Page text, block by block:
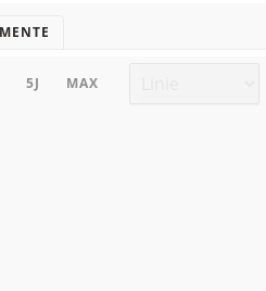
5J MAX